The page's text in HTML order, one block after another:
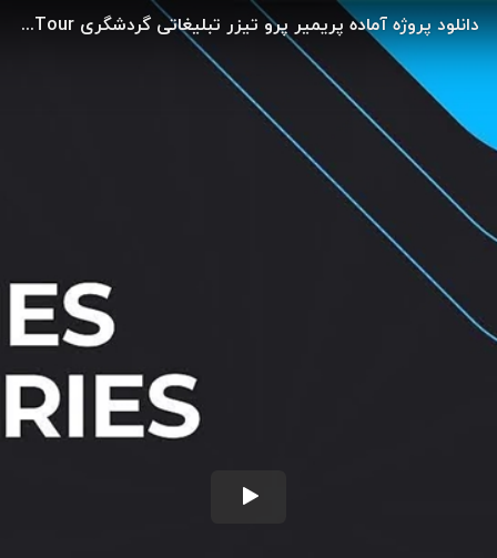
دانلود پروژه آماده پریمیر پرو تیزر تبلیغاتی گردشگری Holiday City Tour